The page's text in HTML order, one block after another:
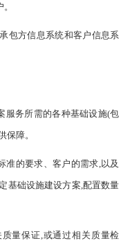
包方信息系统和客户信息系
服务所需的各种基础设施(包
保障。
准的要求、客户的需求,以及
基础设施建设方案,配置数量
量保证,或通过相关质量检